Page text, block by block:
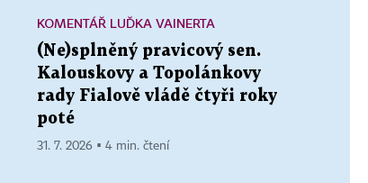
KOMENTÁŘ LUĎKA VAINERTA
(Ne)splněný pravicový sen.
Kalouskovy a Topolánkovy
rady Fialově vládě čtyři roky
poté
31. 7. 2026 ▪ 4 min. čtení